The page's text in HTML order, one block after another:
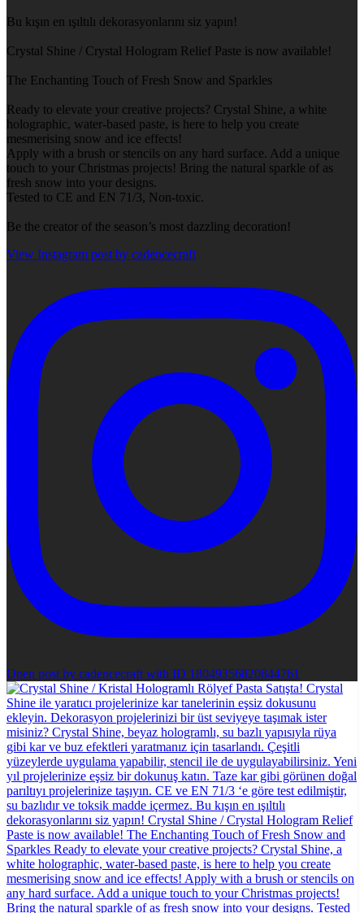
Bu kışın en ışıltılı dekorasyonlarını siz yapın!
Crystal Shine / Crystal Hologram Relief Paste is now available!
The Enchanting Touch of Fresh Snow and Sparkles
Ready to elevate your creative projects? Crystal Shine, a white
holographic, water-based paste, is here to help you create
mesmerising snow and ice effects!
Apply with a brush or stencils on any hard surface. Add a unique
touch to your Christmas projects! Bring the natural sparkle of as
fresh snow into your designs.
Tested to CE and EN 71/3, Non-toxic.
Be the creator of the season’s most dazzling decoration!
View Instagram post by cadencecraft
Open post by cadencecraft with ID 18049356820844761